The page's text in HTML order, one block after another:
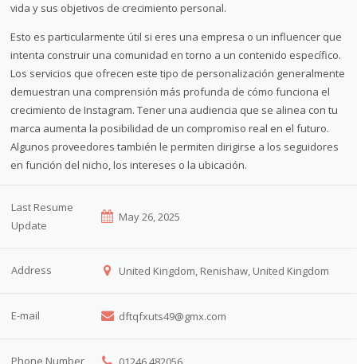
vida y sus objetivos de crecimiento personal.
Esto es particularmente útil si eres una empresa o un influencer que
intenta construir una comunidad en torno a un contenido específico.
Los servicios que ofrecen este tipo de personalización generalmente
demuestran una comprensión más profunda de cómo funciona el
crecimiento de Instagram. Tener una audiencia que se alinea con tu
marca aumenta la posibilidad de un compromiso real en el futuro.
Algunos proveedores también le permiten dirigirse a los seguidores
en función del nicho, los intereses o la ubicación.
Last Resume
Update
May 26, 2025
Address United Kingdom, Renishaw, United Kingdom
E-mail dftqfxuts49@gmx.com